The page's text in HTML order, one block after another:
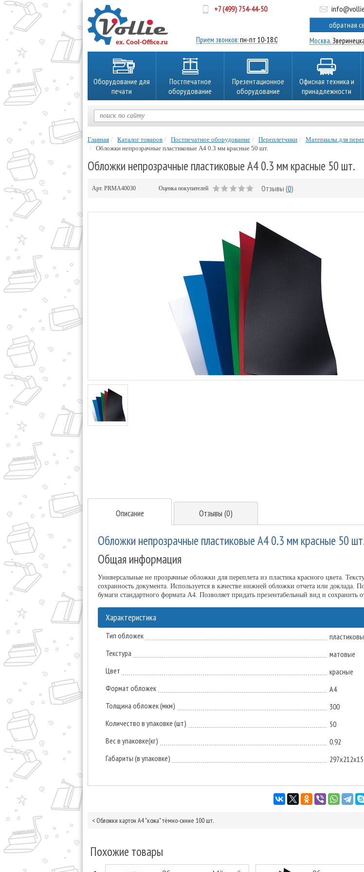
+7 (499) 754-44-50
Прием звонков:пн-пт 10-18:00
обратная
Москва,
Оборудование для
печати
Постпечатное
оборудование
Презентационное
оборудование
Офисная техника и
принадлежности
Главная Каталог товаров Постпечатное оборудование Переплетчики Материалы для
Обложки непрозрачные пластиковые А4 0.3 мм красные 50 шт.
Обложки непрозрачные пластиковые А4 0.3 мм красные 50 шт.
Арт. PRMA40030 Оценка покупателей Отзывы (0)
Описание Отзывы (0)
Обложки непрозрачные пластиковые А4 0.3 мм красные 50
Общая информация
Универсальные не прозрачные обложки для переплета из пластика красного цвета.
сохранность документа. Используется в качестве нижней обложки отчета или доклада.
бумаги стандартного формата А4. Позволяет придать презентабельный вид и сохранить
Характеристика
Тип обложек
Текстура
матовые
Цвет
красные
Формат обложек
А4
Толщина обложек (мкм)
300
Количество в упаковке (шт)
50
Вес в упаковке(кг)
0.92
Габариты (в упаковке)
< Обложки картон А4 "кожа" тёмно-синие 100 шт.
Похожие товары